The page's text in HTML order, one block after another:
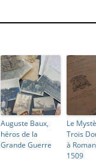
Auguste Baux,
héros de la
Grande Guerre
Le
Trois
à
1509